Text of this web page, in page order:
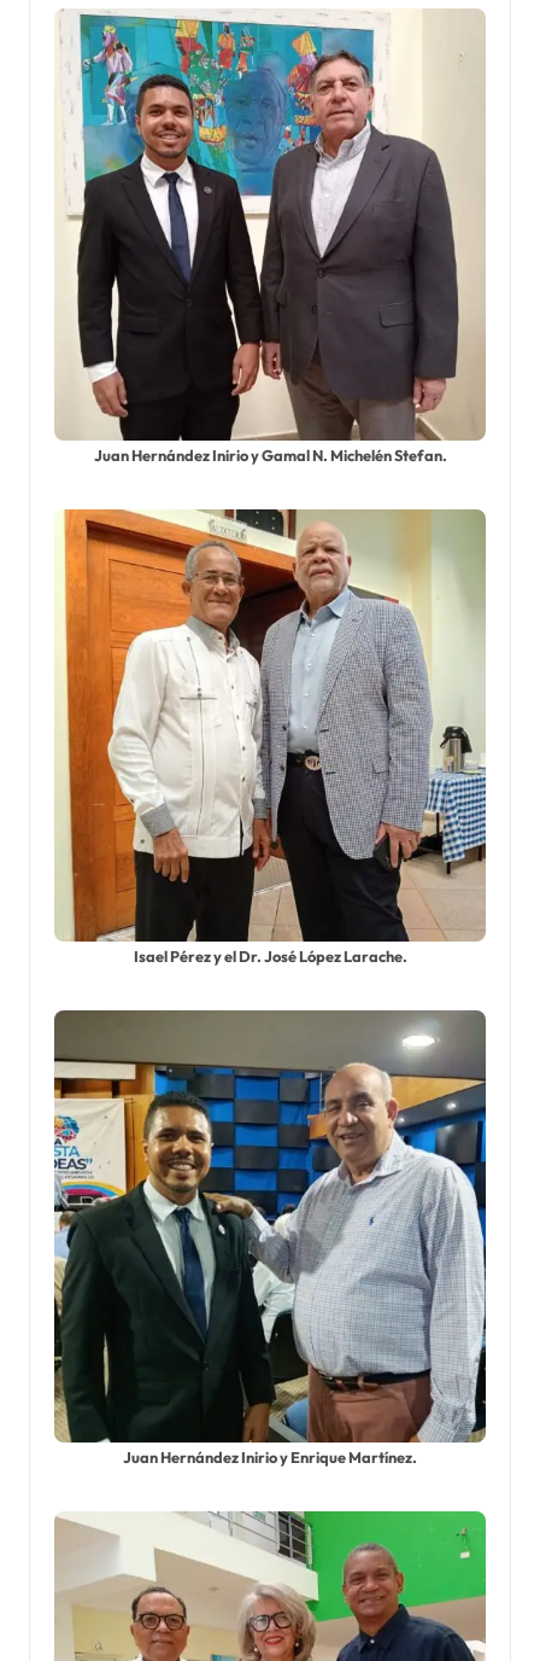
Juan Hernández Inirio y Gamal N. Michelén Stefan.
Isael Pérez y el Dr. José López Larache.
Juan Hernández Inirio y Enrique Martínez.